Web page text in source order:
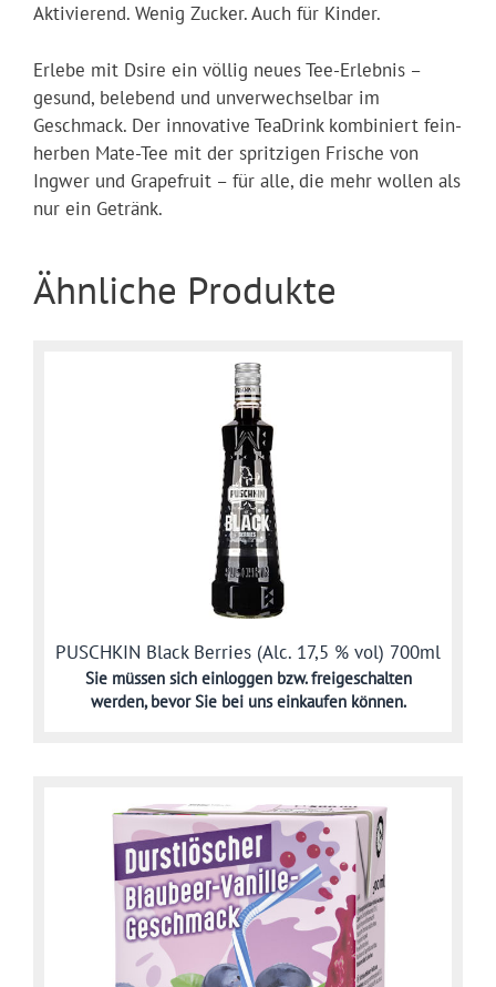
Aktivierend. Wenig Zucker. Auch für Kinder.
Erlebe mit Dsire ein völlig neues Tee-Erlebnis –
gesund, belebend und unverwechselbar im
Geschmack. Der innovative TeaDrink kombiniert fein-
herben Mate-Tee mit der spritzigen Frische von
Ingwer und Grapefruit – für alle, die mehr wollen als
nur ein Getränk.
Ähnliche Produkte
PUSCHKIN Black Berries (Alc. 17,5 % vol) 700ml
Sie müssen sich einloggen bzw. freigeschalten
werden,bevor Sie bei uns einkaufen können.